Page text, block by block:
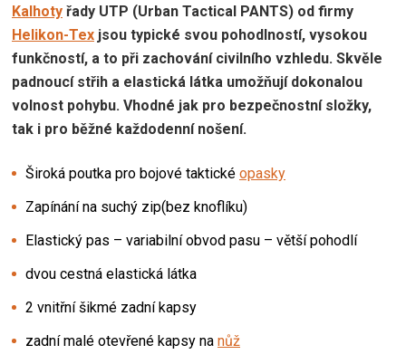
Kalhoty řady UTP (Urban Tactical PANTS) od firmy
Helikon-Tex jsou typické svou pohodlností, vysokou
funkčností, a to při zachování civilního vzhledu. Skvěle
padnoucí střih a elastická látka umožňují dokonalou
volnost pohybu. Vhodné jak pro bezpečnostní složky,
tak i pro běžné každodenní nošení.
Široká poutka pro bojové taktické opasky
Zapínání na suchý zip(bez knoflíku)
Elastický pas – variabilní obvod pasu – větší pohodlí
dvou cestná elastická látka
2 vnitřní šikmé zadní kapsy
zadní malé otevřené kapsy na nůž